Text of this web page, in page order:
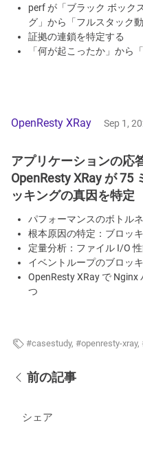
perf が「ブラック ボック
グ」から「フルスタック
証拠の連鎖を特定する
「何が起こったか」から
OpenResty XRay Sep 1,
アプリケーションの応
OpenResty XRay が 75
ッキングの真因を特定
パフォーマンスのボトル
根本原因の特定：ブロッ
定量分析：ファイル I/O
イベントループのブロッ
OpenResty XRay で
つ
casestudy, openresty-xray,
前の記事
シェア